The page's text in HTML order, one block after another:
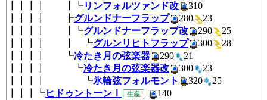
┃┃┃┃ ┃┗リンフォルツァンド改
310
┃┃┃┃ ┣グルンドナーフラップ 280
┃┃┃┃ ┃┗グルンドナーフラップ改 290
┃┃┃┃ ┃ ┗グルンリヒトフラップ 300
┃┃┃┃ ┗冷たき月の弦楽器 290
21
┃┃┃┃ ┗冷たき月の弦楽器改 300
┃┃┃┃ ┗氷輪弦フォルモント 320
┃┃┃┗ヒドゥントーンⅠ 生産
140